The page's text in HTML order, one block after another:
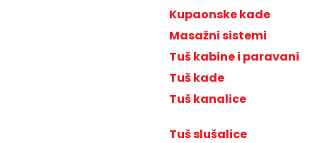
Kupaonske kade
Masažni sistemi
Tuš kabine i paravani
Tuš kade
Tuš kanalice
Tuš slušalice